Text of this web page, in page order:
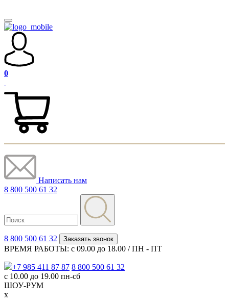
0
Написать нам
8 800 500 61 32
8 800 500 61 32 Заказать звонок
ВРЕМЯ РАБОТЫ: с 09.00 до 18.00 / ПН - ПТ
+7 985 411 87 87 8 800 500 61 32
с 10.00 до 19.00 пн-сб
ШОУ-РУМ
x